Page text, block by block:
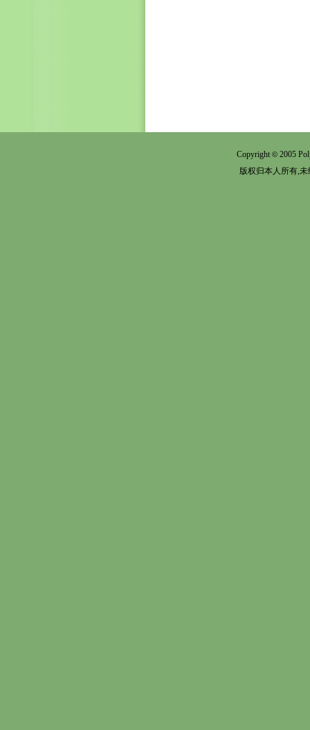
Copyright© 2005
版权归本人所有,